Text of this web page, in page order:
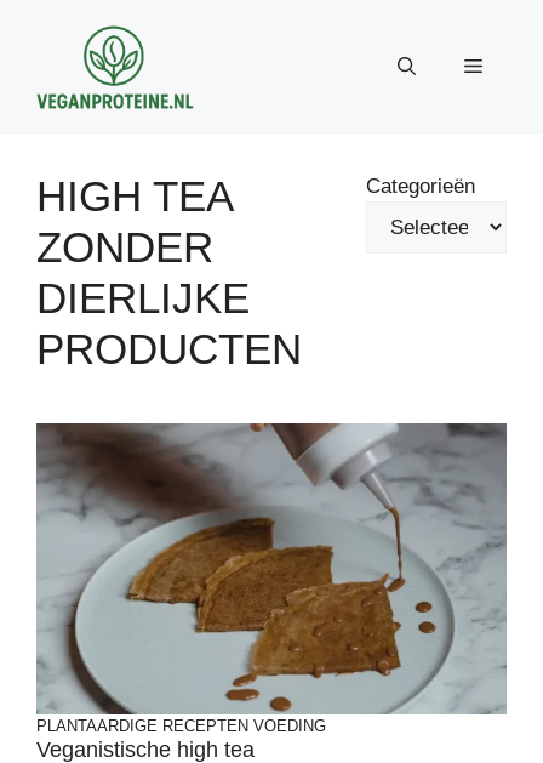
inhoud
Menu
HIGH TEA
ZONDER
DIERLIJKE
PRODUCTEN
Categorieën
PLANTAARDIGE RECEPTEN VOEDING
Veganistische high tea